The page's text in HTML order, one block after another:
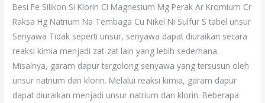
Besi Fe Silikon Si Klorin CI Magnesium Mg Perak Ar Kromium Cr
Raksa Hg Natrium Na Tembaga Cu Nikel Ni Sulfur S tabel unsur
Senyawa Tidak seperti unsur, senyawa dapat diuraikan secara
reaksi kimia menjadi zat-zat lain yang lebih sederhana.
Misalnya, garam dapur tergolong senyawa yang tersusun oleh
unsur natrium dan klorin. Melalui reaksi kimia, garam dapur
dapat diuraikan menjadi unsur natrium dan klorin. Beberapa